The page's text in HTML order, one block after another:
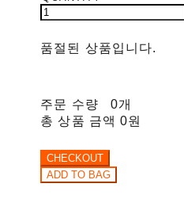
품절된 상품입니다.
주문 수량
0개
총 상품 금액 0원